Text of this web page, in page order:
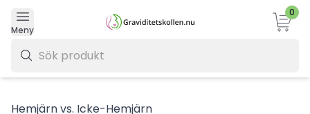
Meny
0
Hemjärn vs. Icke-Hemjärn